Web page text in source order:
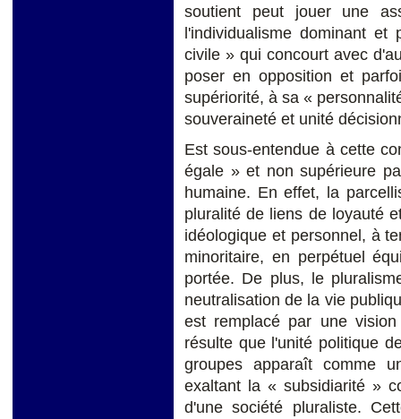
soutient peut jouer une
l'individualisme dominant
civile » qui concourt avec
poser en opposition et
supériorité, à sa «
souveraineté et unité
Est sous-entendue à cette
égale » et non supérieure
humaine. En effet, la
pluralité de liens de loyauté
idéologique et personnel, à
minoritaire, en perpétuel
portée. De plus, le
neutralisation de la vie
est remplacé par une
résulte que l'unité politique
groupes apparaît comme
exaltant la « subsidiarité »
d'une société pluraliste.